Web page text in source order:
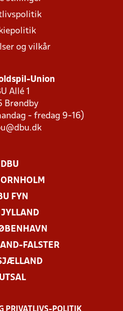
og vilkår
Union
Allé 1
Brøndby
- fredag 9-16)
DBU
FYN
JYLLAND
FALSTER